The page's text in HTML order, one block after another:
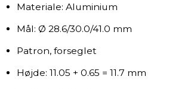
­Materiale: Aluminium
Mål: Ø 28.6/30.0/41.0­ mm
Patron, forseglet
Højde: 11.05 + 0.65 = 11.7 mm